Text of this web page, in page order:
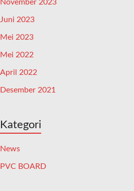
November 2023
Juni 2023
Mei 2023
Mei 2022
April 2022
Desember 2021
Kategori
News
PVC BOARD